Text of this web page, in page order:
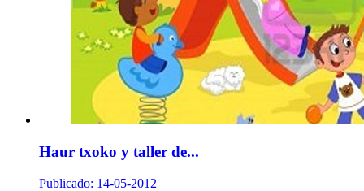
Haur txoko y taller de...
Publicado: 14-05-2012